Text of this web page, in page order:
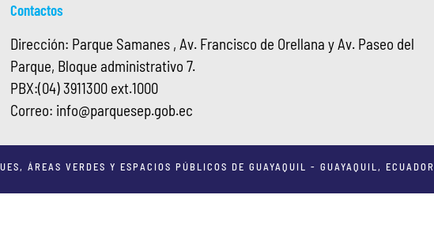
Contactos
Dirección: Parque Samanes , Av. Francisco de Orellana y Av. Paseo del
Parque, Bloque administrativo 7.
PBX:(04) 3911300 ext.1000
Correo: info@parquesep.gob.ec
ÁREAS VERDES Y ESPACIOS PÚBLICOS DE GUAYAQUIL - GUAYAQUIL, ECUADOR